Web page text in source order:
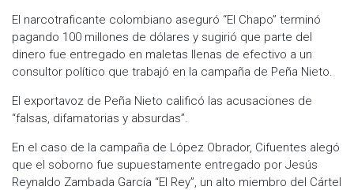
El narcotraficante colombiano aseguró “El Chapo” terminó
pagando 100 millones de dólares y sugirió que parte del
dinero fue entregado en maletas llenas de efectivo a un
consultor político que trabajó en la campaña de Peña Nieto.
El exportavoz de Peña Nieto calificó las acusaciones de
“falsas, difamatorias y absurdas”.
En el caso de la campaña de López Obrador, Cifuentes alegó
que el soborno fue supuestamente entregado por Jesús
Reynaldo Zambada García “El Rey”, un alto miembro del Cártel